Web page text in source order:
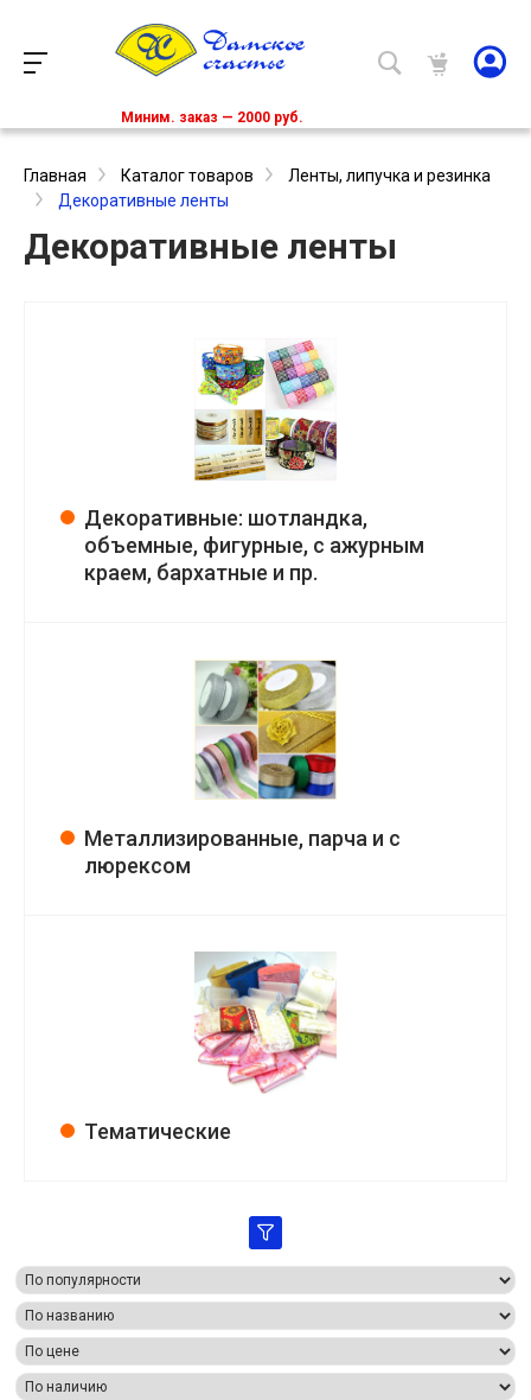
Миним. заказ — 2000 руб.
Главная Каталог товаров
Ленты, липучка и резинка
Декоративные ленты
Декоративные ленты
Декоративные: шотландка,
объемные, фигурные, с ажурным
краем, бархатные и пр.
Металлизированные, парча и с
люрексом
Тематические